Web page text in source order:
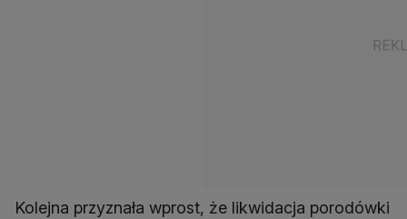
Kolejna przyznała wprost, że likwidacja porodówki